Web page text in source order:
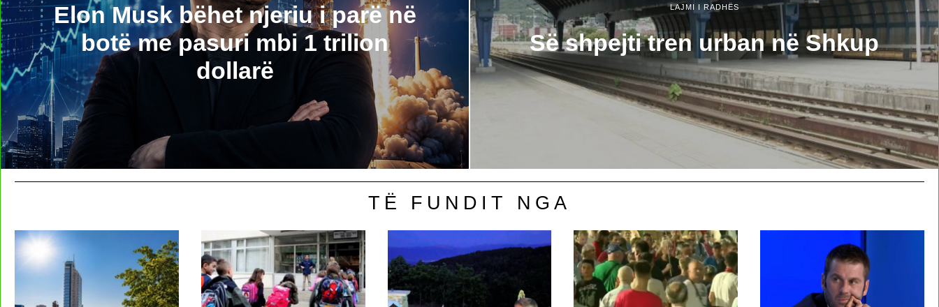
Elon Musk bëhet njeriu i parë në
botë me pasuri mbi 1 trilion
dollarë
LAJMI I RADHËS
Së shpejti tren urban në Shkup
TË FUNDIT NGA